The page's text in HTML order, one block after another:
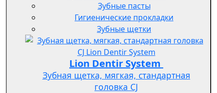
Зубные пасты
Гигиенические прокладки
Зубные щетки
Lion Dentir System
Зубная щетка, мягкая, стандартная
головка СJ